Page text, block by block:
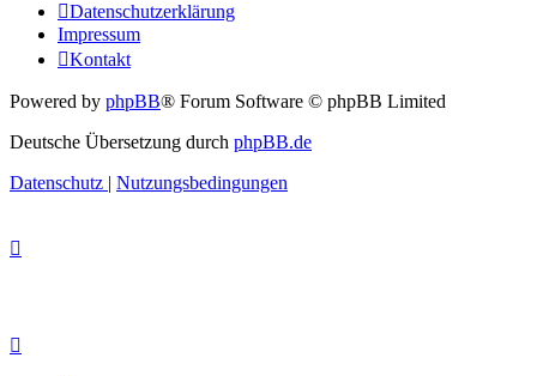
Datenschutzerklärung
Impressum
Kontakt
Powered by phpBB® Forum Software © phpBB Limited
Deutsche Übersetzung durch phpBB.de
Datenschutz | Nutzungsbedingungen